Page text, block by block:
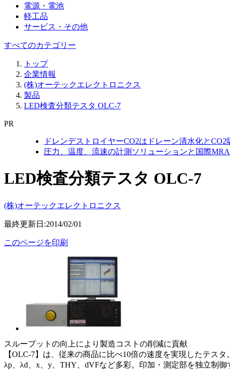
電源・電池
軽工品
サービス・その他
すべてのカテゴリー
トップ
企業情報
(株)オーテックエレクトロニクス
製品
LED検査分類テスタ OLC-7
PR
ドレンデストロイヤーCO2はドレーン清水化と
圧力、温度、流速の計測ソリューションと国際
LED検査分類テスタ OLC-7
(株)オーテックエレクトロニクス
最終更新日:2014/02/01
このページを印刷
スループットの向上により製造コストの削減に貢献
【OLC-7】は、従来の商品に比べ10倍の速度を実現したテス
λp、λd、x、y、THY、dVFなど多彩。印加・測定部を独立制